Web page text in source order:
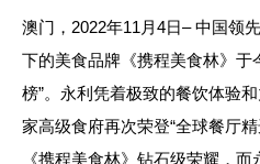
澳门，2022年11月4日– 中国领
下的美食品牌《携程美食林》于
榜”。永利凭着极致的餐饮体验
家高级食府再次荣登“全球餐厅
《携程美食林》钻石级荣耀，